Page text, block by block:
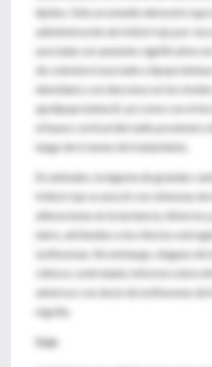
lípidos. Sólo un estudio demostró que
administración de trébol rojo por vía
asociada con aumento significativo
de colesterol asociado a
densidad y con descenso en los
apolipoproteína B, así como con el
el hueso cortical del radio proximal y
luego de 6 meses de tratamiento.
En animales, la ingesta de grandes
trébol rojo se asoció con síntomas
alteraciones en la lactancia, distocia
útero, atribuidos a los efectos
isoflavonas. Sin embargo, ninguno de
clínicos controlados informó sobre
adversos con dosis de isoflavonas de
mg/día.
Soja